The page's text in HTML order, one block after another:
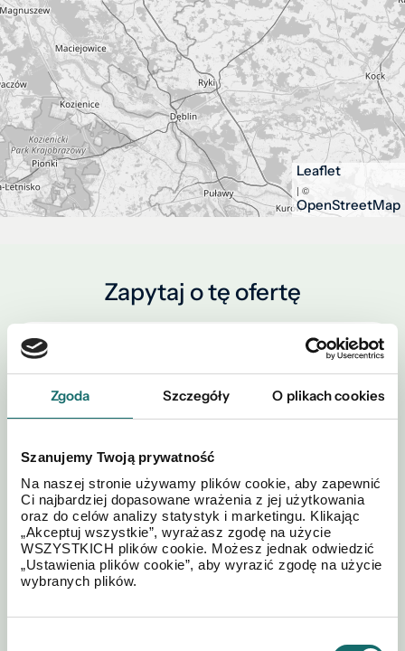
Zgoda Szczegóły O plikach cookies
Szanujemy Twoją prywatność
Na naszej stronie używamy plików cookie, aby zapewnić
Ci najbardziej dopasowane wrażenia z jej użytkowania
oraz do celów analizy statystyk i marketingu. Klikając
„Akceptuj wszystkie”, wyrażasz zgodę na użycie
WSZYSTKICH plików cookie. Możesz jednak odwiedzić
„Ustawienia plików cookie”, aby wyrazić zgodę na użycie
wybranych plików.
Leaflet
| ©
OpenStreetMap
Zapytaj o tę ofertę